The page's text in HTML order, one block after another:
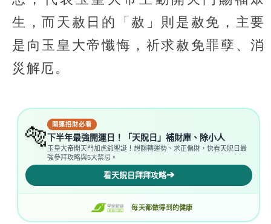
生，而天赦日的「赦」則是赦免，主要
是向玉皇大帝懺悔，祈求赦免罪孽、消
災解厄。